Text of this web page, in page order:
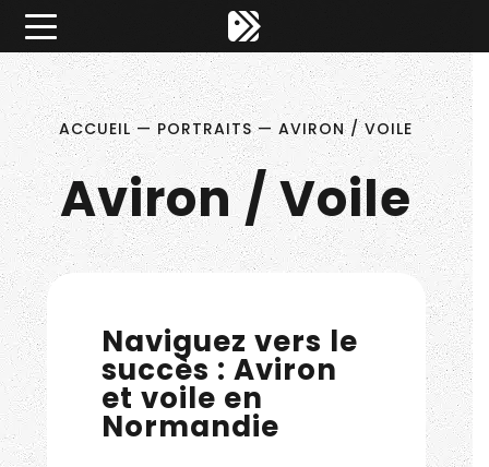
ACCUEIL— PORTRAITS—AVIRON / VOILE
Aviron / Voile
Naviguez vers le
succès : Aviron
et voile en
Normandie
Pitch ta Normandie
×
Êtes-vous d'accord pour activer les cookies pour une